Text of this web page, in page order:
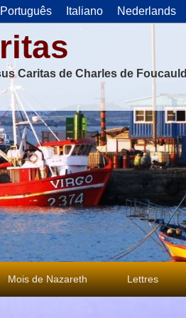
Português Italiano Nederlands
Caritas de Charles de Foucauld
Mois de Nazareth Lettres